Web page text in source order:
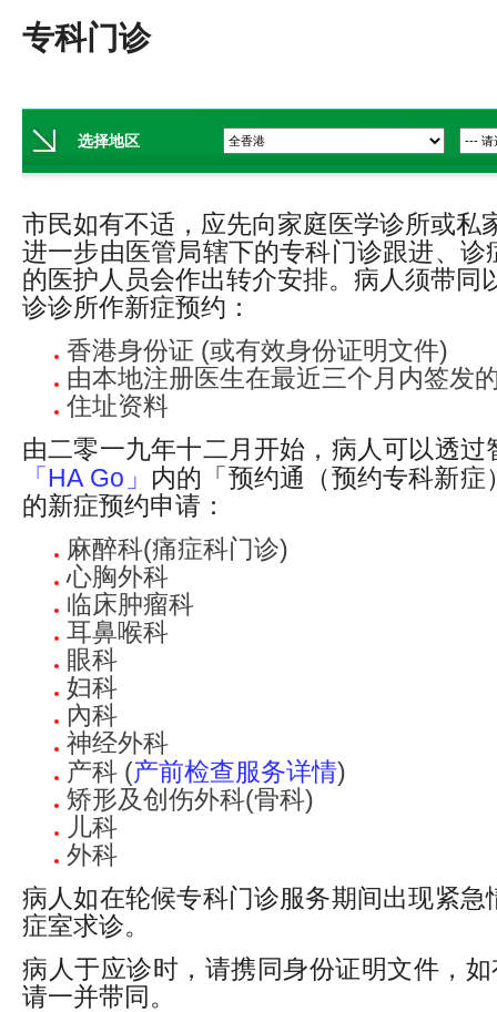
专科门诊
选择地区
市民如有不适，应先向家庭医学诊所或私
进一步由医管局辖下的专科门诊跟进、诊
的医护人员会作出转介安排。病人须带同
诊诊所作新症预约：
香港身份证 (或有效身份证明文件)
由本地注册医生在最近三个月内签发
住址资料
由二零一九年十二月开始，病人可以透
「HA Go」 内的「预约通（预约专科新
的新症预约申请：
麻醉科(痛症科门诊)
心胸外科
临床肿瘤科
耳鼻喉科
眼科
妇科
內科
神经外科
产科 (产前检查服务详情)
矫形及创伤外科(骨科)
儿科
外科
病人如在轮候专科门诊服务期间出现紧急
症室求诊。
病人于应诊时，请携同身份证明文件，
请一并带同。